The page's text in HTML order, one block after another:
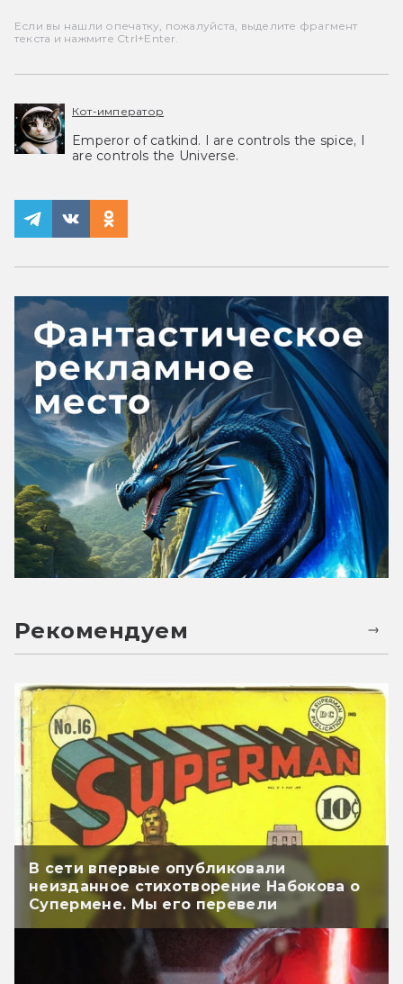
Если вы нашли опечатку, пожалуйста, выделите фрагмент
текста и нажмите Ctrl+Enter.
Кот-император
Emperor of catkind. I are controls the spice, I
are controls the Universe.
Рекомендуем
В сети впервые опубликовали
неизданное стихотворение Набокова о
Супермене. Мы его перевели